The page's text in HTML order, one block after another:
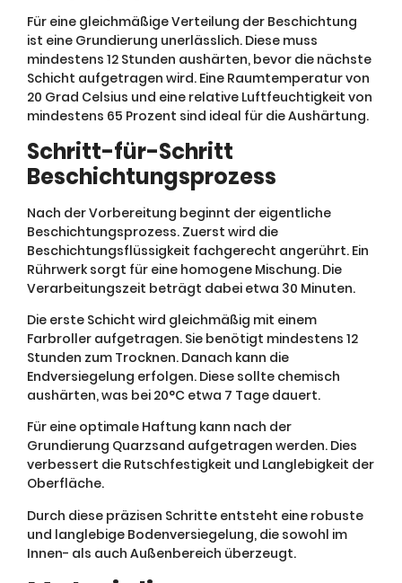
Für eine gleichmäßige Verteilung der Beschichtung
ist eine Grundierung unerlässlich. Diese muss
mindestens 12 Stunden aushärten, bevor die nächste
Schicht aufgetragen wird. Eine Raumtemperatur von
20 Grad Celsius und eine relative Luftfeuchtigkeit von
mindestens 65 Prozent sind ideal für die Aushärtung.
Schritt-für-Schritt
Beschichtungsprozess
Nach der Vorbereitung beginnt der eigentliche
Beschichtungsprozess. Zuerst wird die
Beschichtungsflüssigkeit fachgerecht angerührt. Ein
Rührwerk sorgt für eine homogene Mischung. Die
Verarbeitungszeit beträgt dabei etwa 30 Minuten.
Die erste Schicht wird gleichmäßig mit einem
Farbroller aufgetragen. Sie benötigt mindestens 12
Stunden zum Trocknen. Danach kann die
Endversiegelung erfolgen. Diese sollte chemisch
aushärten, was bei 20°C etwa 7 Tage dauert.
Für eine optimale Haftung kann nach der
Grundierung Quarzsand aufgetragen werden. Dies
verbessert die Rutschfestigkeit und Langlebigkeit der
Oberfläche.
Durch diese präzisen Schritte entsteht eine robuste
und langlebige Bodenversiegelung, die sowohl im
Innen- als auch Außenbereich überzeugt.